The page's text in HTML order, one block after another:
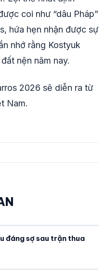
coi như “dâu Pháp”
hứa hẹn nhận được sự
nhớ rằng Kostyuk
nện năm nay.
2026 sẽ diễn ra từ
Nam.
đáng sợ sau trận thua